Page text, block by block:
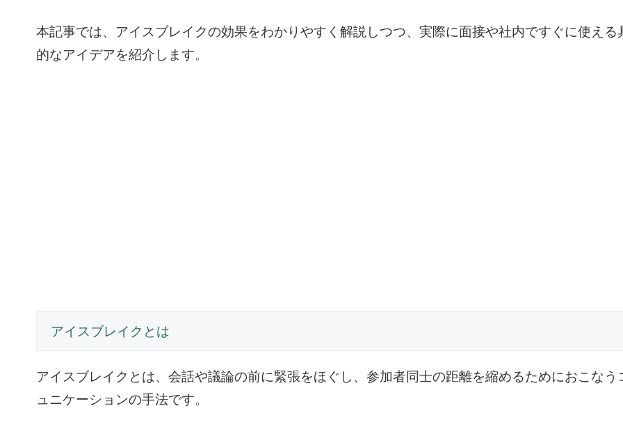
本記事では、アイスブレイクの効果をわかりやすく解説しつつ、実際に面接や社内ですぐに使える
的なアイデアを紹介します。
アイスブレイクとは
アイスブレイクとは、会話や議論の前に緊張をほぐし、参加者同士の距離を縮めるためにおこなう
ュニケーションの手法です。